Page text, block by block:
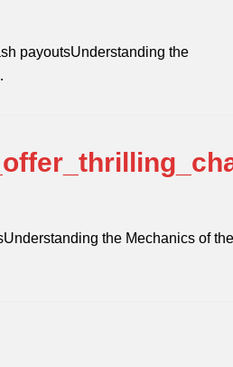
payoutsUnderstanding the
the Mechanics of the